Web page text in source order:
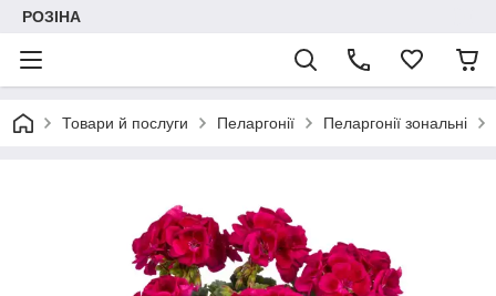
РОЗІНА
Товари й послуги Пеларгонії Пеларгонії зональні